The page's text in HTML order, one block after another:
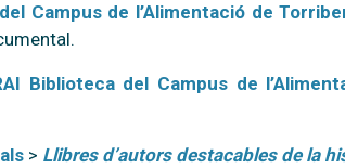
Campus de l’Alimentació de
Biblioteca del Campus de
> Llibres d’autors destacables de la